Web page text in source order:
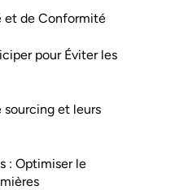
et de Conformité
pour Éviter les
sourcing et leurs
: Optimiser le